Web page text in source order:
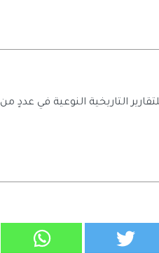
التاريخية النوعية في عددٍ من